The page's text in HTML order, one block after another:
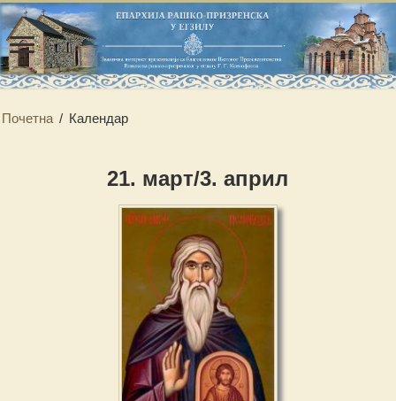
Почетна / Календар
21. март/3. април